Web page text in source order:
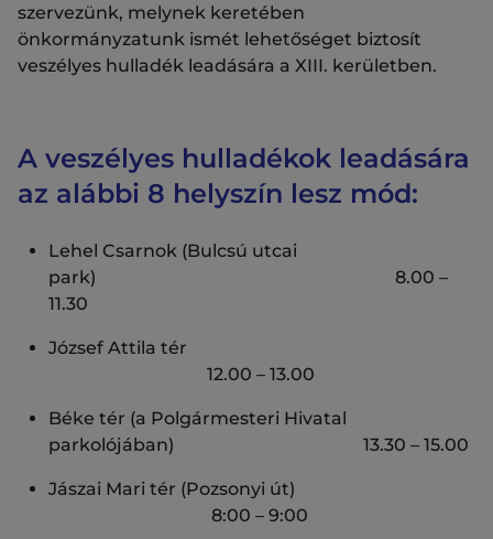
szervezünk, melynek keretében
önkormányzatunk ismét lehetőséget biztosít
veszélyes hulladék leadására a XIII. kerületben.
A veszélyes hulladékok leadására
az alábbi 8 helyszín lesz mód:
Lehel Csarnok (Bulcsú utcai
park) 8.00 –
11.30
József Attila tér
12.00 – 13.00
Béke tér (a Polgármesteri Hivatal
parkolójában) 13.30 – 15.00
Jászai Mari tér (Pozsonyi út)
8:00 – 9:00